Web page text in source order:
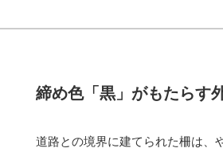
締め色「黒」がもたらす
道路との境界に建てられた柵は、